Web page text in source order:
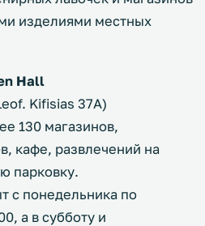
изделиями местных
Hall
Kifisias 37A)
130 магазинов,
кафе, развлечений на
парковку.
с понедельника по
а в субботу и